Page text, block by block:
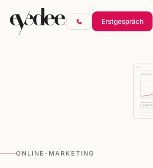
Erstgespräch
ONLINE-MARKETING
ANFRAGEN